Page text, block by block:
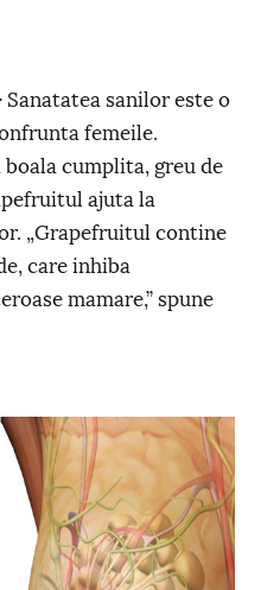
sanilor este o
femeile.
boala cumplita, greu de
ajuta la
„Grapefruitul contine
care inhiba
mamare,” spune